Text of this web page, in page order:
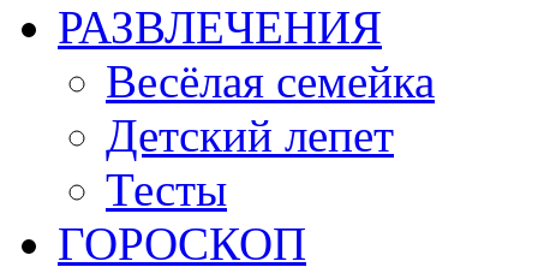
РАЗВЛЕЧЕНИЯ
Весёлая семейка
Детский лепет
Тесты
ГОРОСКОП